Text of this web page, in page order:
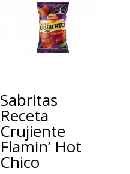
Sabritas
Receta
Crujiente
Flamin’ Hot
Chico